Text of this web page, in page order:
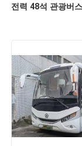
전력 48석 관광버